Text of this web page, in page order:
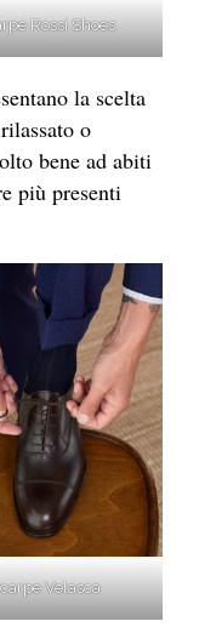
Rossi Shoes
la scelta
o
bene ad abiti
più presenti
Velasca